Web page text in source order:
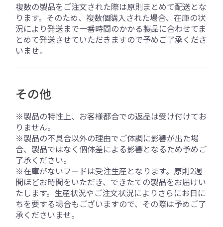
複数の製品をご注文された際は原則まとめて配送とな
ります。そのため、複数個購入された場合、在庫の状
況により発送まで一番時間のかかる製品に合わせてま
とめて発送させていただきますので予めご了承くださ
いませ。
その他
※製品の特性上、お客様都合での返品は受け付けてお
りません。
※製品の不具合以外の理由でご体調に影響が出た場
合、製品ではなく個体差による影響となるため予めご
了承ください。
※在庫がないフードは受注生産となります。原則2週
間ほどお時間をいただき、できたての製品をお届けい
たします。生産状況やご注文状況によりさらにお日に
ちを要する場合もございますので、その際は予めご了
承くださいませ。